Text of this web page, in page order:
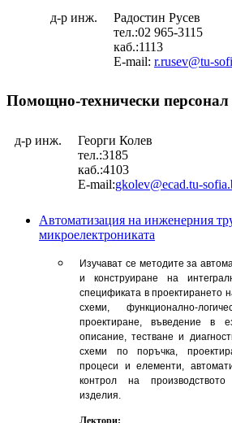
д-р инж.
Радостин Русев
тел.:02 965-3115
каб.:1113
E-mail: r.rusev@tu-
Помощно-технически персонал
д-р инж.
Георги Колев
тел.:3185
каб.:4103
E-mail:gkolev@ecad.tu-
Автоматизация на инженерния
микроелектрониката
Изучават се методите за
и конструиране на
спецификата в проектирането
схеми, функционално-
проектиране, въведение в
описание, тестване и
схеми по поръчка,
процеси и елементи,
контрол на
изделия.
Лектори: